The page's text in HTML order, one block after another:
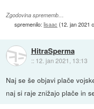
Zgodovina sprememb…
spremenilo:lisaac (12. jan 2021
HitraSperma
:: 12. jan 2021, 13:13
Naj se še objavi plače
naj si raje znižajo plače in